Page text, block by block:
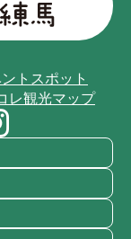
トスポット
レ観光マップ